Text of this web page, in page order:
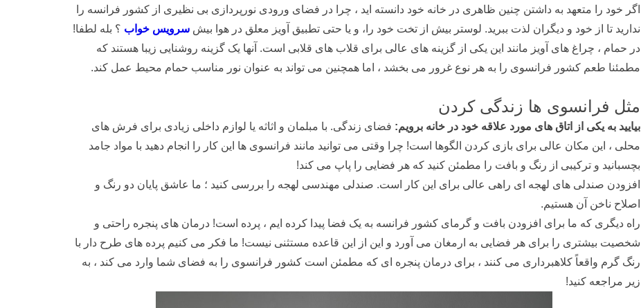
اگر خود را متعهد به داشتن چنین ظاهری در خانه خود دانسته اید ، چرا در فضای ورودی نورپردازی بی نظیری از کشور فرانسه را
ندارید تا از خود و دیگران لذت ببرید. لوستر بیش از تخت خود را، و یا حتی تطبیق آویز معلق در هوا بیشسرویس خواب ؟ بله لطفا!
در حمام ، چراغ های آویز مانند این یکی از گزینه های عالی برای قلاب های قلابی است. آنها یک گزینه روشنایی زیبا هستند که
مطمئنا طعم کشور فرانسوی را به هر نوع غرور می بخشد ، اما همچنین می تواند به عنوان نور مناسب حمام محیط عمل کند.
مثل فرانسوی ها زندگی کردن
بیایید به یکی از اتاق های مورد علاقه خود در خانه برویم: فضای زندگی. با مبلمان و اثاثه یا لوازم داخلی زیادی برای فرش های
محلی ، این مکان عالی برای بازی کردن الگوها است! چرا وقتی می توانید مانند فرانسوی ها این کار را انجام دهید با مواد جامد
بچسبانید و ترکیبی از رنگ و بافت را مطمئن کنید که هر فضایی را پاپ می کند!
افزودن صندلی های لهجه ای راهی عالی برای این کار است. صندلی مهندسی لهجه را بررسی کنید ؛ ما عاشق پایان دو رنگ و
اصلاح ناخن آن هستیم.
راه دیگری که ما برای افزودن بافت و گرمای کشور فرانسه به یک فضا پیدا کرده ایم ، پرده است! درمان های پنجره راحتی و
شخصیت بیشتری را برای هر فضایی به ارمغان می آورد و این از این قاعده مستثنی نیست! ما فکر می کنیم پرده های طرح دار با
رنگ گرم واقعاً کلاهبرداری می کنند ، برای درمان پنجره ای که مطمئن است کشور فرانسوی را به فضای شما وارد می کند ، به
زیر مراجعه کنید!